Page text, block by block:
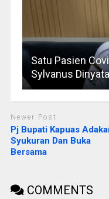
Satu Pasien
Sylvanus
Newer Post
Pj Bupati Kapuas
Syukuran Dan Buka
Bersama
COMMENTS